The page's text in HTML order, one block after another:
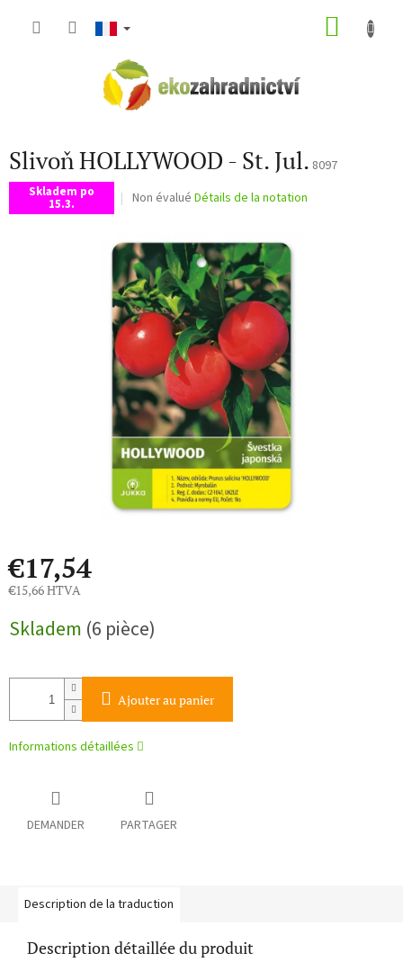
Slivoň HOLLYWOOD - St. Jul. 8097
Skladem po
15.3.
L'évaluation
produit
est
de
0,0
sur
5
étoiles.
Non évalué Détails de la notation
€17,54
€15,66 HTVA
de
Skladem (6 pièce)
Ajouter au panier
Informations détaillées
DEMANDER PARTAGER
Description de la traduction
Description détaillée du produit